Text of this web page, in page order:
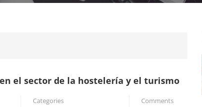
el sector de la hostelería y el turismo
Categories Comments